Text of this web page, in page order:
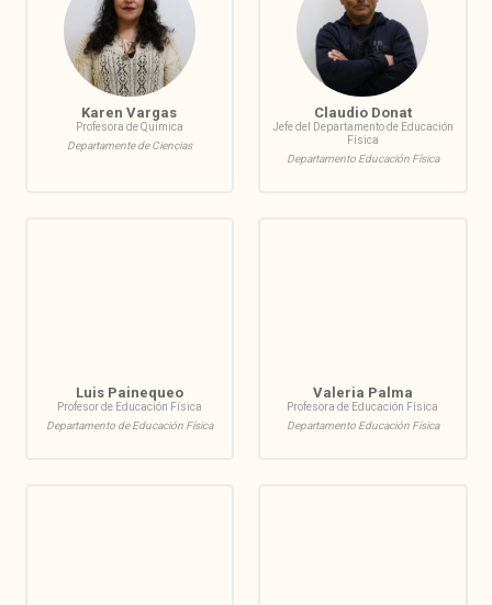
Karen Vargas
Profesora de Química
Departamente de Ciencias
Claudio Donat
Jefe del Departamento de Educación
Física
Departamento Educación Física
Luis Painequeo
Profesor de Educación Física
Departamento de Educación Física
Valeria Palma
Profesora de Educación Física
Departamento Educación Física